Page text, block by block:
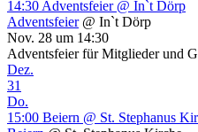
14:30 Adventsfeier @ In`t Dörp
Adventsfeier @ In`t Dörp
Nov. 28 um 14:30
Adventsfeier für Mitglieder und
Dez.
31
Do.
15:00 Beiern @ St. Stephanus